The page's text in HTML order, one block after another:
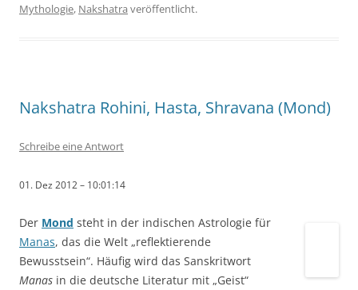
Mythologie, Nakshatra veröffentlicht.
Nakshatra Rohini, Hasta, Shravana (Mond)
Schreibe eine Antwort
01. Dez 2012 – 10:01:14
Der Mond steht in der indischen Astrologie für
Manas, das die Welt „reflektierende
Bewusstsein“. Häufig wird das Sanskritwort
Manas in die deutsche Literatur mit „Geist“